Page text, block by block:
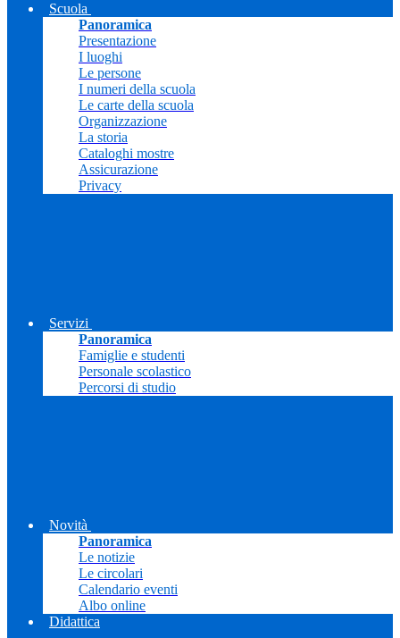
Scuola
Panoramica
Presentazione
I luoghi
Le persone
I numeri della scuola
Le carte della scuola
Organizzazione
La storia
Cataloghi mostre
Assicurazione
Privacy
Servizi
Panoramica
Famiglie e studenti
Personale scolastico
Percorsi di studio
Novità
Panoramica
Le notizie
Le circolari
Calendario eventi
Albo online
Didattica